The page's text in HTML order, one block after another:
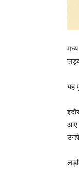
यह
आए